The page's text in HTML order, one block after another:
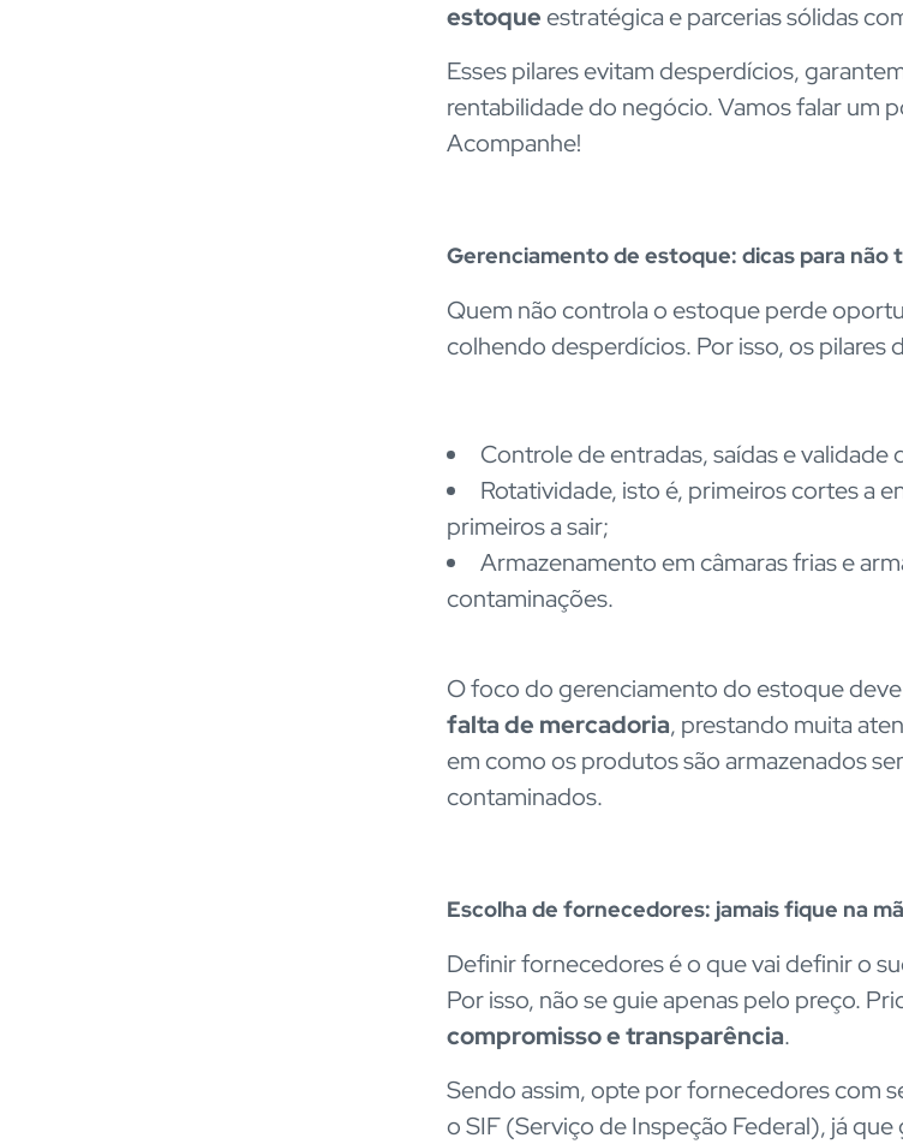
estoqueestratégica e parcerias sólidas
Esses pilares evitam desperdícios,
rentabilidade do negócio. Vamos falar um
Acompanhe!
Gerenciamento de estoque: dicas para não
Quem não controla o estoque perde
colhendo desperdícios. Por isso, os pilares
Controle de entradas, saídas e validade
Rotatividade, isto é, primeiros cortes a
primeiros a sair;
Armazenamento em câmaras frias e
contaminações.
O foco do gerenciamento do estoque
falta de mercadoria, prestando muita
em como os produtos são armazenados
contaminados.
Escolha de fornecedores: jamais fique na
Definir fornecedores é o que vai definir o
Por isso, não se guie apenas pelo preço.
compromisso e transparência.
Sendo assim, opte por fornecedores com
o SIF (Serviço de Inspeção Federal), já